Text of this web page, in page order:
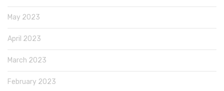
May 2023
April 2023
March 2023
February 2023